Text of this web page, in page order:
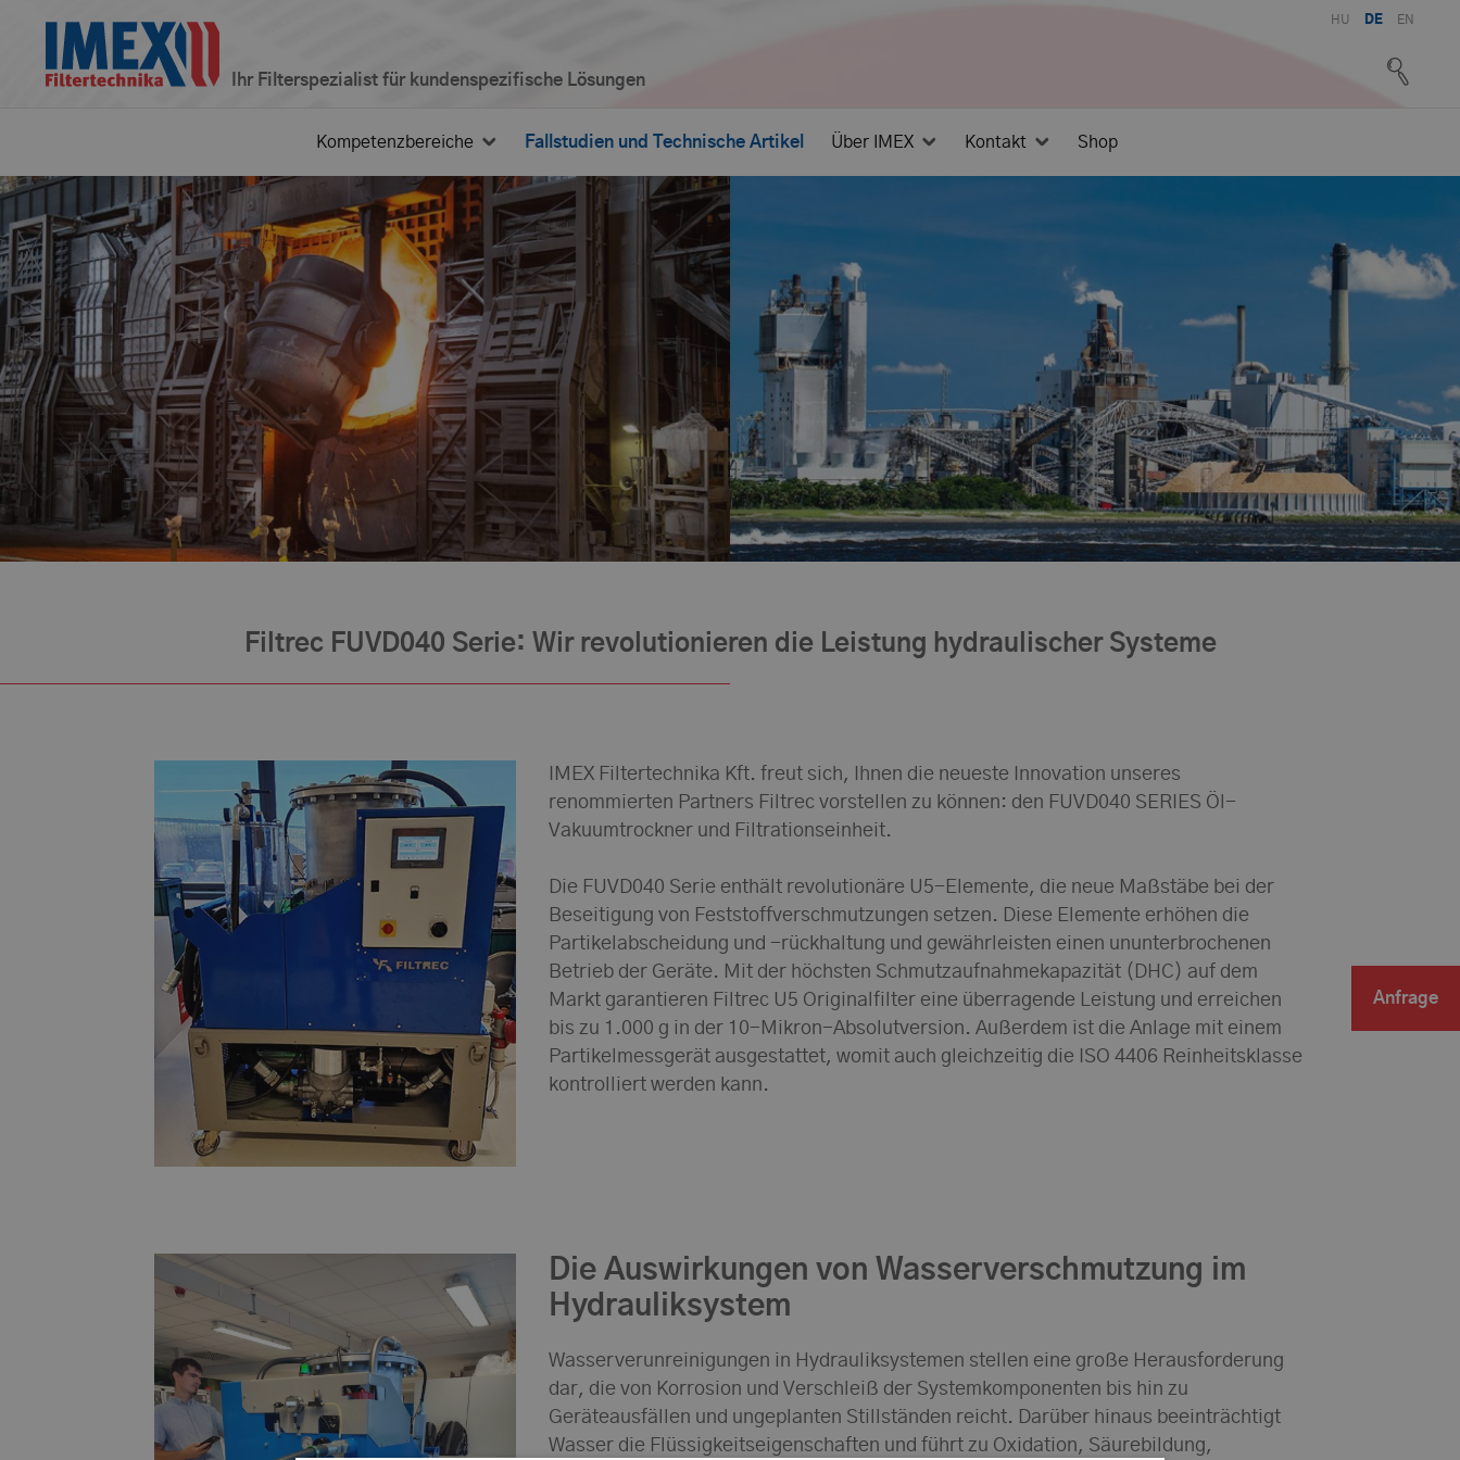
Ihr Filterspezialist für kundenspezifische Lösungen
HU DE EN
Kompetenzbereiche Fallstudien und Technische Artikel Über IMEX Kontakt Shop
Filtrec FUVD040 Serie: Wir revolutionieren die Leistung hydraulischer Systeme
IMEX Filtertechnika Kft. freut sich, Ihnen die neueste Innovation unseres
renommierten Partners Filtrec vorstellen zu können: den FUVD040 SERIES Öl-
Vakuumtrockner und Filtrationseinheit.
Die FUVD040 Serie enthält revolutionäre U5-Elemente, die neue Maßstäbe bei der
Beseitigung von Feststoffverschmutzungen setzen. Diese Elemente erhöhen die
Partikelabscheidung und -rückhaltung und gewährleisten einen ununterbrochenen
Betrieb der Geräte. Mit der höchsten Schmutzaufnahmekapazität (DHC) auf dem
Markt garantieren Filtrec U5 Originalfilter eine überragende Leistung und erreichen
bis zu 1.000 g in der 10-Mikron-Absolutversion. Außerdem ist die Anlage mit einem
Partikelmessgerät ausgestattet, womit auch gleichzeitig die ISO 4406 Reinheitsklasse
kontrolliert werden kann.
Die Auswirkungen von Wasserverschmutzung im
Hydrauliksystem
Wasserverunreinigungen in Hydrauliksystemen stellen eine große Herausforderung
dar, die von Korrosion und Verschleiß der Systemkomponenten bis hin zu
Geräteausfällen und ungeplanten Stillständen reicht. Darüber hinaus beeinträchtigt
Wasser die Flüssigkeitseigenschaften und führt zu Oxidation, Säurebildung,
Anfrage